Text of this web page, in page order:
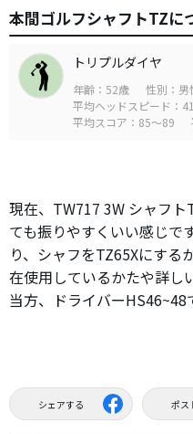
本間ゴルフシャフトTZに
トリプルダイヤ
年齢：52歳 性別：男
平均ヘッドスピード：
平均スコア：85～89
現在、TW717 3W シャフ
ても振りやすくいい感じで
り、シャフをTZ65Xにする
在使用しているかたや詳し
当方、ドライバーHS46~48
シェアする ポス